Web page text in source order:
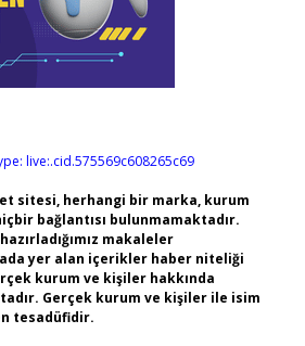
live:.cid.575569c608265c69
sitesi, herhangi bir marka, kurum
bağlantısı bulunmamaktadır.
makaleler
yer alan içerikler haber niteliği
kurum ve kişiler hakkında
Gerçek kurum ve kişiler ile isim
tesadüfidir.